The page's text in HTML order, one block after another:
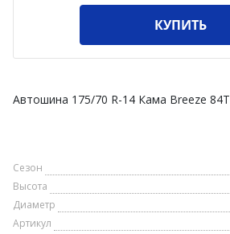
КУПИТЬ
Автошина 175/70 R-14 Кама Breeze 84T
Сезон
Высота
Диаметр
Артикул